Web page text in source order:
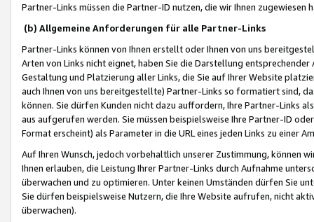
Partner-Links müssen die Partner-ID nutzen, die wir Ihnen zugewiesen
(b) Allgemeine Anforderungen für alle Partner-Links
Partner-Links können von Ihnen erstellt oder Ihnen von uns
Arten von Links nicht eignet, haben Sie die Darstellung
Gestaltung und Platzierung aller Links, die Sie auf Ihrer Website
auch Ihnen von uns bereitgestellte) Partner-Links so formatiert sind,
können. Sie dürfen Kunden nicht dazu auffordern, Ihre Partner-Links
aus aufgerufen werden. Sie müssen beispielsweise Ihre Partner-ID
Format erscheint) als Parameter in die URL eines jeden Links zu einer
Auf Ihren Wunsch, jedoch vorbehaltlich unserer Zustimmung, können
Ihnen erlauben, die Leistung Ihrer Partner-Links durch Aufnahme
überwachen und zu optimieren. Unter keinen Umständen dürfen Sie
Sie dürfen beispielsweise Nutzern, die Ihre Website aufrufen, nicht
überwachen).